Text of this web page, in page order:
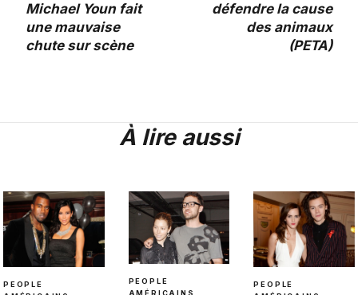
Michael Youn fait
une mauvaise
chute sur scène
défendre la cause
des animaux
(PETA)
À lire aussi
PEOPLE
PEOPLE
AMÉRICAINS
PEOPLE